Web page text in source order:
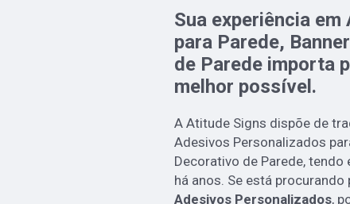
Sua experiência
para Parede,
de Parede importa
melhor possível.
A Atitude Signs dispõe de
Adesivos Personalizados
Decorativo de Parede,
há anos. Se está
Adesivos Personalizados,